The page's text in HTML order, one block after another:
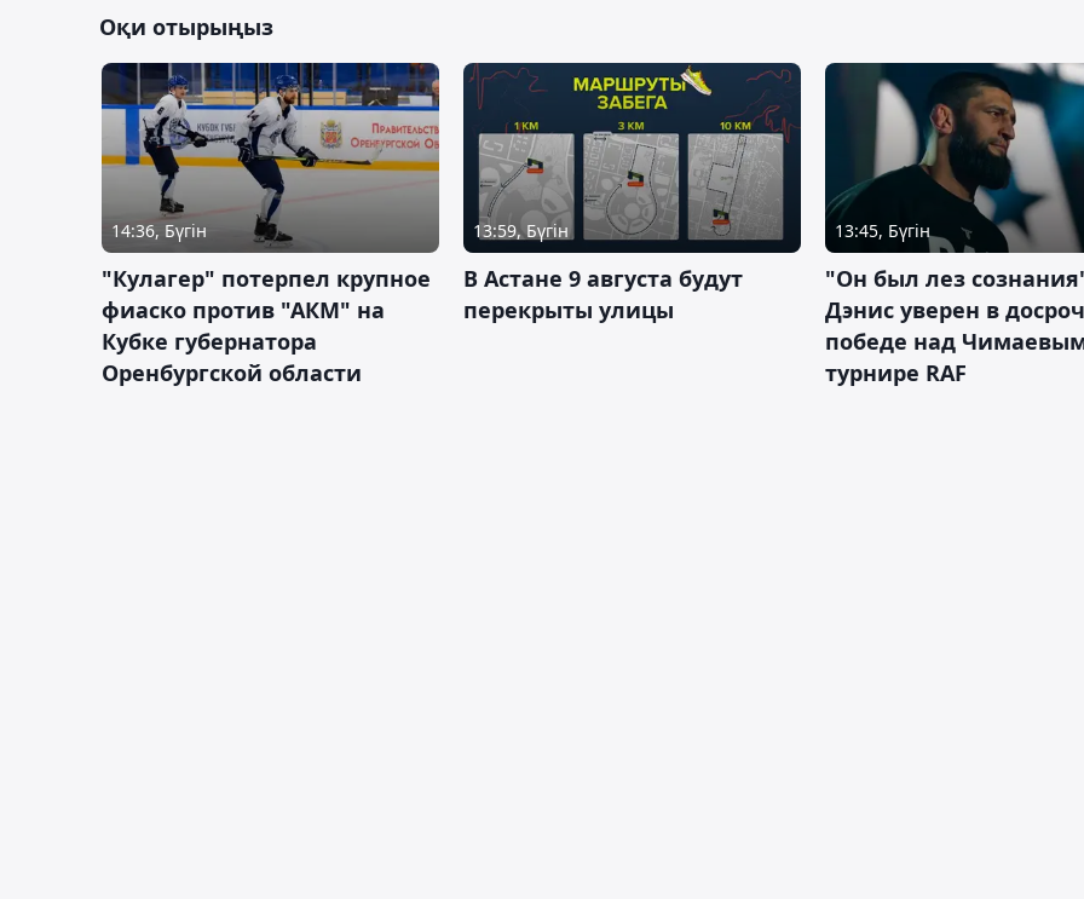
Оқи отырыңыз
14:36, Бүгін
"Кулагер" потерпел крупное
фиаско против "АКМ" на
Кубке губернатора
Оренбургской области
13:59, Бүгін
В Астане 9 августа будут
перекрыты улицы
13:45, Бүгін
"Он был лез
Дэнис уверен в
победе над
турнире RAF